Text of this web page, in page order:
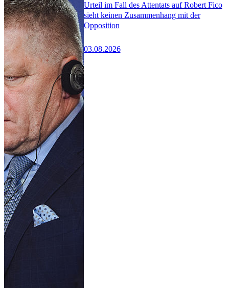
Urteil im Fall des Attentats auf Robert Fico
sieht keinen Zusammenhang mit der
Opposition
03.08.2026